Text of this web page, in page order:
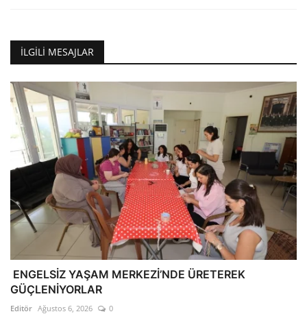
İLGILI MESAJLAR
ENGELSİZ YAŞAM MERKEZİ’NDE ÜRETEREK
GÜÇLENİYORLAR
Editör Ağustos 6, 2026 0